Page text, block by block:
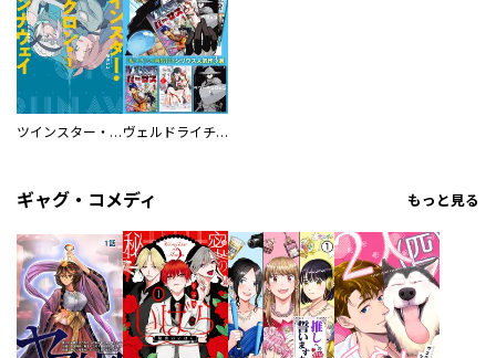
ツインスター・サイクロン・ランナウェイ ヴェルドライチオシ聖典パック 『転スラ』ミニ画集付き シリウス人気作３選
ギャグ・コメディ もっと見る